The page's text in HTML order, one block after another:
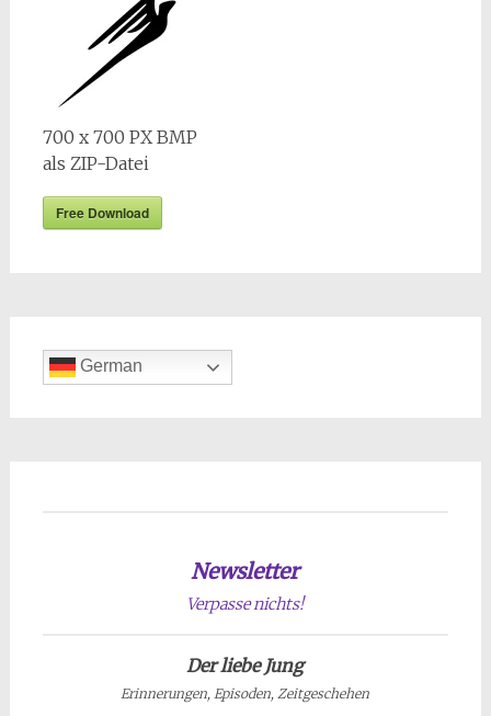
700 x 700 PX BMP
als ZIP-Datei
Free Download
German
Newsletter
Verpasse nichts!
Der liebe Jung
Erinnerungen, Episoden, Zeitgeschehen